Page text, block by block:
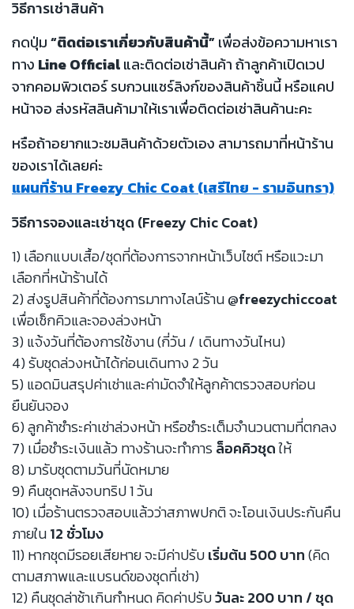
วิธีการเช่าสินค้า
กดปุ่ม“ติดต่อเราเกี่ยวกับสินค้านี้”เพื่อส่งข้อความหาเรา
ทาง Line Officialและติดต่อเช่าสินค้า ถ้าลูกค้าเปิดเวป
จากคอมพิวเตอร์ รบกวนแชร์ลิงก์ของสินค้าชิ้นนี้ หรือแคป
หน้าจอ ส่งรหัสสินค้ามาให้เราเพื่อติดต่อเช่าสินค้านะคะ
หรือถ้าอยากแวะชมสินค้าด้วยตัวเอง สามารถมาที่หน้าร้าน
ของเราได้เลยค่ะ
แผนที่ร้าน Freezy Chic Coat (เสรีไทย - รามอินทรา)
วิธีการจองและเช่าชุด (Freezy Chic Coat)
1) เลือกแบบเสื้อ/ชุดที่ต้องการจากหน้าเว็บไซต์ หรือแวะมา
เลือกที่หน้าร้านได้
2) ส่งรูปสินค้าที่ต้องการมาทางไลน์ร้าน@freezychiccoat
เพื่อเช็กคิวและจองล่วงหน้า
3) แจ้งวันที่ต้องการใช้งาน (กี่วัน / เดินทางวันไหน)
4) รับชุดล่วงหน้าได้ก่อนเดินทาง 2 วัน
5) แอดมินสรุปค่าเช่าและค่ามัดจำให้ลูกค้าตรวจสอบก่อน
ยืนยันจอง
6) ลูกค้าชำระค่าเช่าล่วงหน้า หรือชำระเต็มจำนวนตามที่ตกลง
7) เมื่อชำระเงินแล้ว ทางร้านจะทำการล็อคคิวชุดให้
8) มารับชุดตามวันที่นัดหมาย
9) คืนชุดหลังจบทริป 1 วัน
10) เมื่อร้านตรวจสอบแล้วว่าสภาพปกติ จะโอนเงินประกันคืน
ภายใน12 ชั่วโมง
11) หากชุดมีรอยเสียหาย จะมีค่าปรับเริ่มต้น 500 บาท(คิด
ตามสภาพและแบรนด์ของชุดที่เช่า)
12) คืนชุดล่าช้าเกินกำหนด คิดค่าปรับวันละ 200 บาท / ชุด